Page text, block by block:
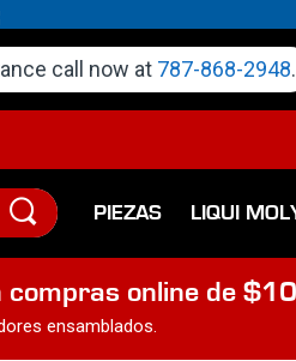
call now at 787-868-2948.
PIEZAS LIQUI
compras online de
ensamblados.